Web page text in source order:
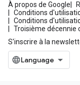
À propos de Google
Conditions
Conditions
Troisième décennie
S'inscrire à la